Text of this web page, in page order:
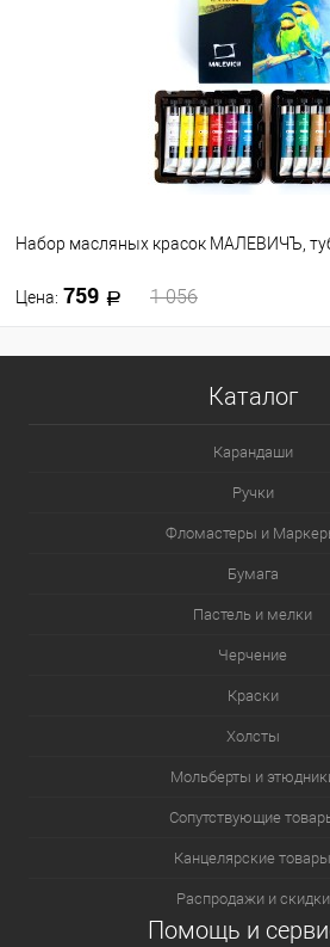
В
Набор масляных красок МАЛЕВИЧЪ,
Цена: 759 1 056
Каталог
Карандаши
Ручки
Фломастеры и
Бумага
Пастель и мелки
Черчение
Краски
Холсты
Мольберты и
Сопутствующие
Канцелярские товары
Распродажи и скидки
Помощь и